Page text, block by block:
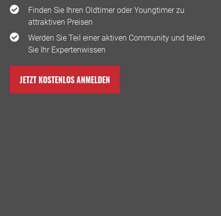
Finden Sie Ihren Oldtimer oder Youngtimer zu
attraktiven Preisen
Werden Sie Teil einer aktiven Community und teilen
Sie Ihr Expertenwissen
JETZT KOSTENLOS ANMELDEN